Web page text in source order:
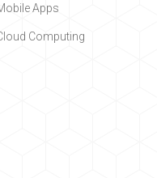
Apps
Computing